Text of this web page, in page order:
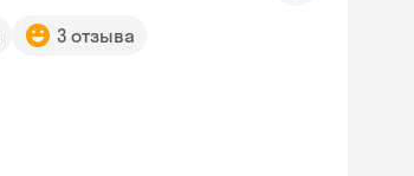
3 отзыва